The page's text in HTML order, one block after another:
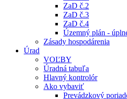
ZaD č.2
ZaD č.3
ZaD č.4
Územný plán -
Zásady hospodárenia
Úrad
VOĽBY
Úradná tabuľa
Hlavný kontrolór
Ako vybaviť
Prevádzkový